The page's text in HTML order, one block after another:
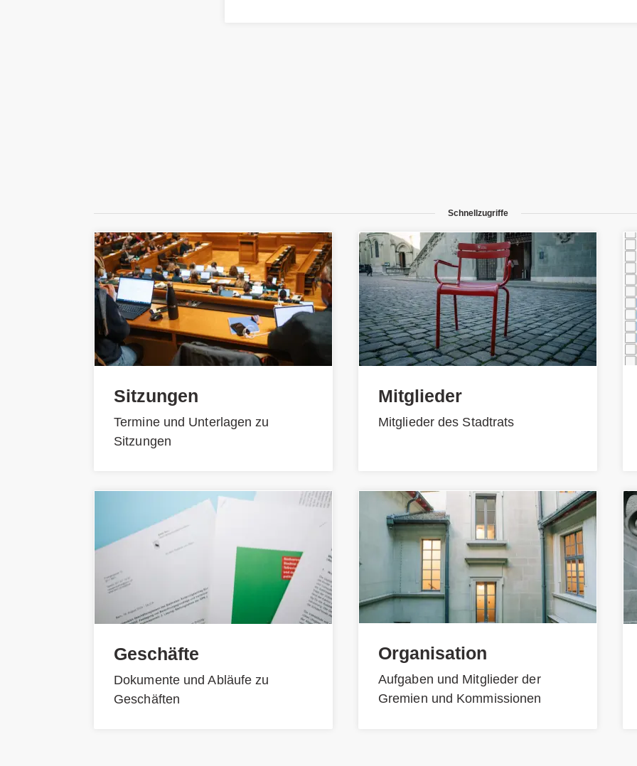
Schnellzugriffe
Sitzungen
Termine und Unterlagen zu
Sitzungen
Geschäfte
Dokumente und Abläufe zu
Geschäften
Mitglieder
Mitglieder des Stadtrats
Organisation
Aufgaben und Mitglieder der
Gremien und Kommissionen